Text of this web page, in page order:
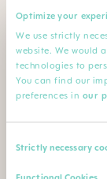
Optimize your
We use strictly
website. We would
technologies to
You can find our
preferences in our
Strictly necessary
Functional Cookies
CPF*
Minha Profissão
Profissão*